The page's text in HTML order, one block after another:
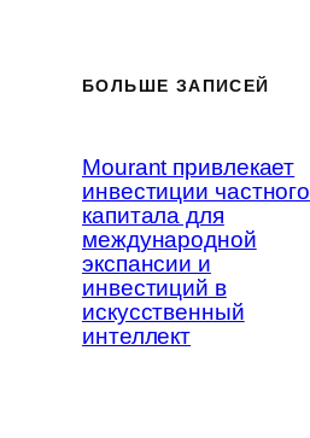
БОЛЬШЕ ЗАПИСЕЙ
Mourant привлекает
инвестиции частного
капитала для
международной
экспансии и
инвестиций в
искусственный
интеллект